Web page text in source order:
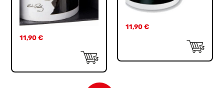
11,90€
11,90 €